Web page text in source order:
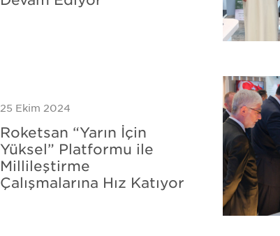
LAÇİN Güdüm Kiti ve LAÇİN POD (L-POD)
ELÇİN Lazer Güdüm Kiti
25 Ekim 2024
Roketsan “Yarın İçin
Yüksel” Platformu ile
Millileştirme
Çalışmalarına Hız Katıyor